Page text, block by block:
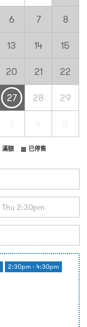
6 7 8
13 14 15
20 21 22
27 28 29
滿額 已停售
2:30pm - 4:30pm